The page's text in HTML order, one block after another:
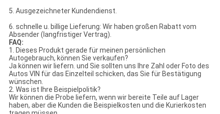
5. Ausgezeichneter Kundendienst.
6. schnelle u. billige Lieferung: Wir haben großen Rabatt vom
Absender (langfristiger Vertrag).
FAQ:
1. Dieses Produkt gerade für meinen persönlichen
Autogebrauch, können Sie verkaufen?
Ja können wir liefern. und Sie sollten uns Ihre Zahl oder Foto des
Autos VIN für das Einzelteil schicken, das Sie für Bestätigung
wünschen.
2. Was ist Ihre Beispielpolitik?
Wir können die Probe liefern, wenn wir bereite Teile auf Lager
haben, aber die Kunden die Beispielkosten und die Kurierkosten